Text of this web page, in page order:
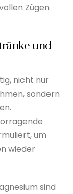
Zügen
und
nicht nur
sondern
um
wieder
sind